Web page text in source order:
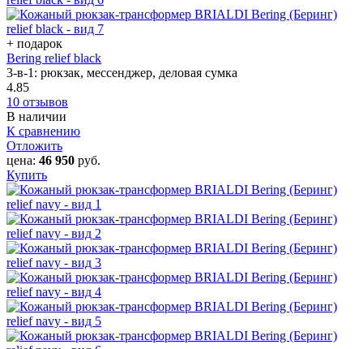
+ подарок
Bering relief black
3-в-1: рюкзак, мессенджер, деловая сумка
4.85
10 отзывов
В наличии
К сравнению
Отложить
цена: 46 950 руб.
Купить